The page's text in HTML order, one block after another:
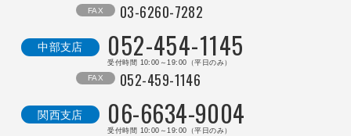
FAX 03-6260-7282
中部支店 052-454-1145
受付時間 10:00～19:00（平日のみ）
FAX 052-459-1146
関西支店 06-6634-9004
受付時間 10:00～19:00（平日のみ）